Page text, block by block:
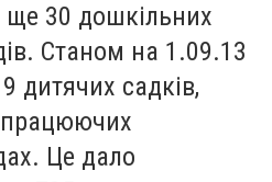
ще 30 дошкільних
Станом на 1.09.13
дитячих садків,
працюючих
Це дало